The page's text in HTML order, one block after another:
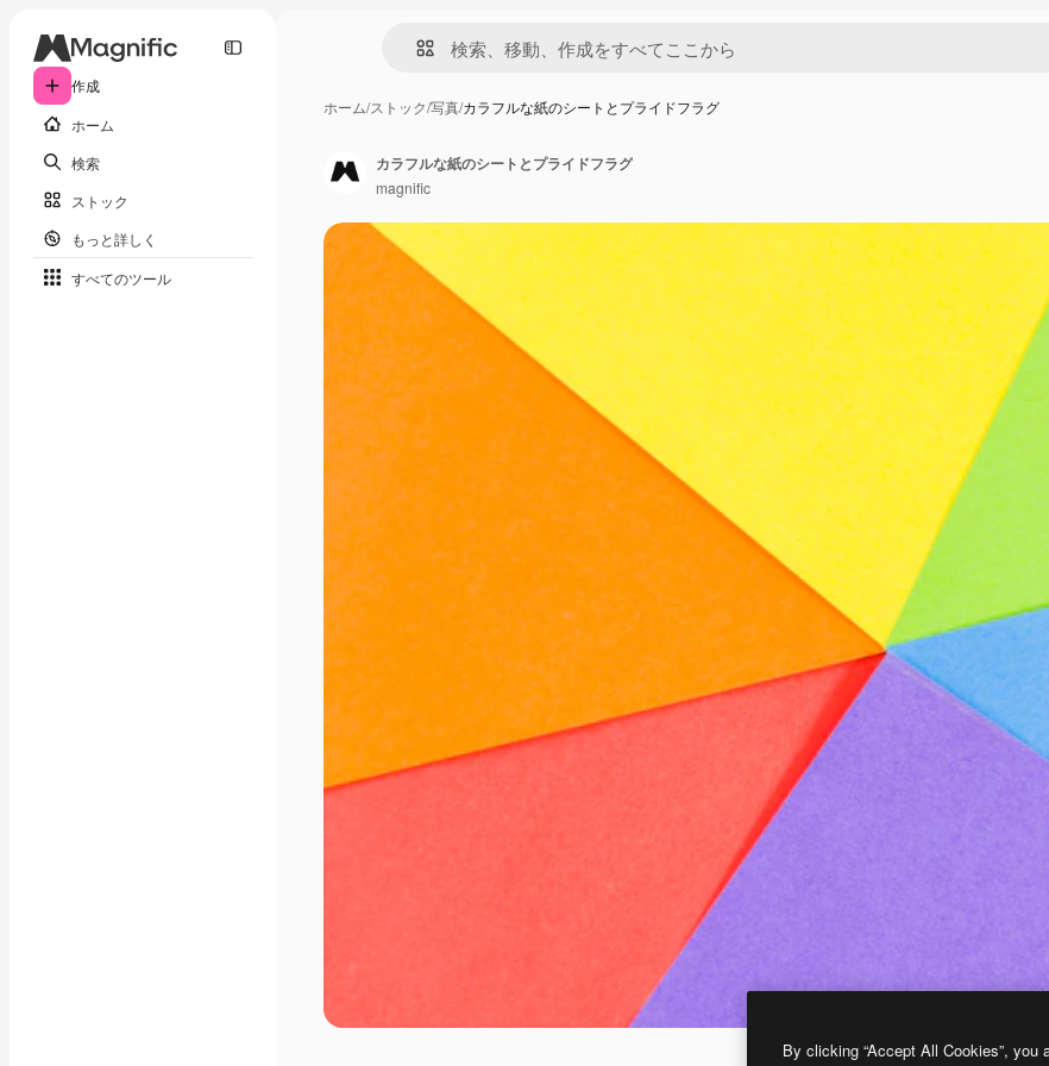
作成
ホーム
検索
ストック
もっと詳しく
すべてのツール
ホーム/ストック/写真/カラフルな紙のシートとプライドフラグ
カラフルな紙のシートとプライドフラグ
magnific
By clicking “Accept All Cookies”,